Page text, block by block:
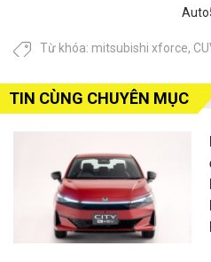
Từ khóa: mitsubishi xforce,
TIN CÙNG CHUYÊN MỤC